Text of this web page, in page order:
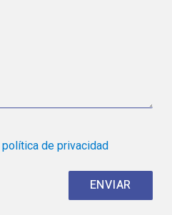
política de privacidad